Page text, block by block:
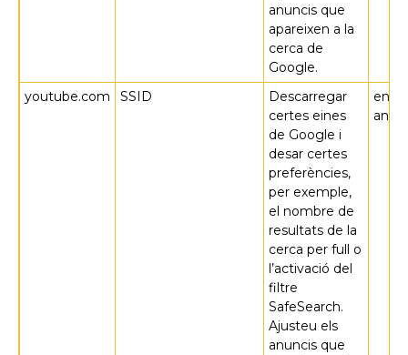
anuncis que
apareixen a la
cerca de
Google.
youtube.com SSID
Descarregar
certes eines
de Google i
desar certes
preferències,
per exemple,
el nombre de
resultats de la
cerca per full o
l’activació del
filtre
SafeSearch.
Ajusteu els
anuncis que
en 2
anys